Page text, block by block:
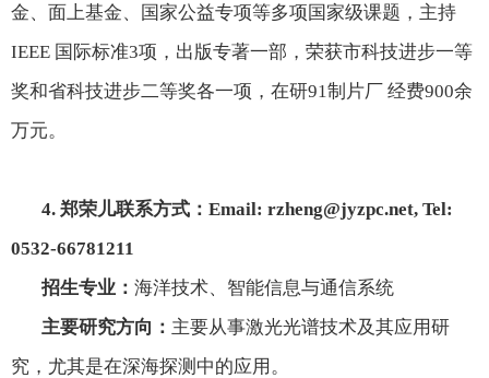
金、面上基金、国家公益专项等多项国家级课题，主持
IEEE 国际标准3项，出版专著一部，荣获市科技进步一等
奖和省科技进步二等奖各一项，在研91制片厂 经费900余
万元。
4. 郑荣儿联系方式： Email: rzheng@jyzpc.net, Tel:
0532-66781211
招生专业： 海洋技术、智能信息与通信系统
主要研究方向： 主要从事激光光谱技术及其应用研
究，尤其是在深海探测中的应用。